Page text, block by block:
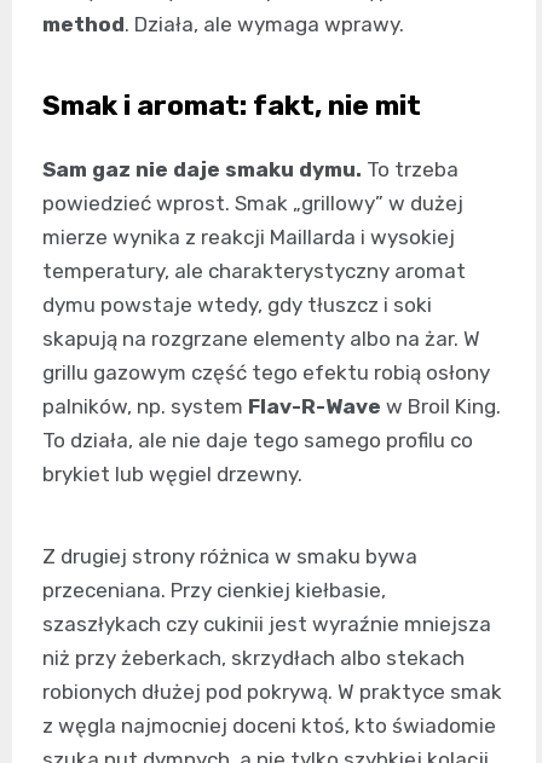
method. Działa, ale wymaga wprawy.
Smak i aromat: fakt, nie mit
Sam gaz nie daje smaku dymu. To trzeba
powiedzieć wprost. Smak „grillowy” w dużej
mierze wynika z reakcji Maillarda i wysokiej
temperatury, ale charakterystyczny aromat
dymu powstaje wtedy, gdy tłuszcz i soki
skapują na rozgrzane elementy albo na żar. W
grillu gazowym część tego efektu robią osłony
palników, np. system Flav-R-Wave w Broil King.
To działa, ale nie daje tego samego profilu co
brykiet lub węgiel drzewny.
Z drugiej strony różnica w smaku bywa
przeceniana. Przy cienkiej kiełbasie,
szaszłykach czy cukinii jest wyraźnie mniejsza
niż przy żeberkach, skrzydłach albo stekach
robionych dłużej pod pokrywą. W praktyce smak
z węgla najmocniej doceni ktoś, kto świadomie